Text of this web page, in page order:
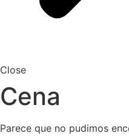
Close
Cena
Parece que no pudimos